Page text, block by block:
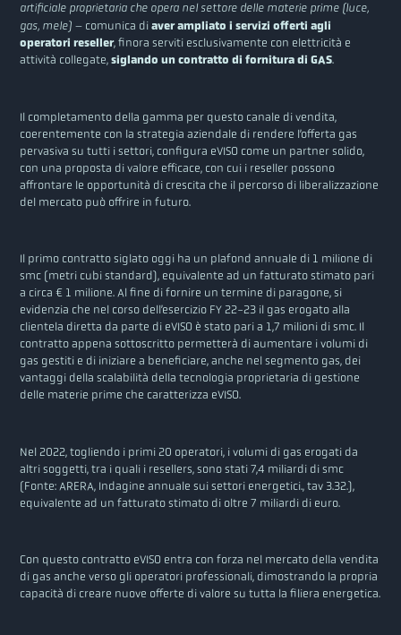
artificiale proprietaria che opera nel settore delle materie prime (luce,
gas, mele) – comunica diaver ampliato i servizi offerti agli
operatori reseller, finora serviti esclusivamente con elettricità e
attività collegate,siglando un contratto di fornitura di GAS.
Il completamento della gamma per questo canale di vendita,
coerentemente con la strategia aziendale di rendere l’offerta gas
pervasiva su tutti i settori, configura eVISO come un partner solido,
con una proposta di valore efficace, con cui i reseller possono
affrontare le opportunità di crescita che il percorso di liberalizzazione
del mercato può offrire in futuro.
Il primo contratto siglato oggi ha un plafond annuale di 1 milione di
smc (metri cubi standard), equivalente ad un fatturato stimato pari
a circa € 1 milione. Al fine di fornire un termine di paragone, si
evidenzia che nel corso dell’esercizio FY 22-23 il gas erogato alla
clientela diretta da parte di eVISO è stato pari a 1,7 milioni di smc. Il
contratto appena sottoscritto permetterà di aumentare i volumi di
gas gestiti e di iniziare a beneficiare, anche nel segmento gas, dei
vantaggi della scalabilità della tecnologia proprietaria di gestione
delle materie prime che caratterizza eVISO.
Nel 2022, togliendo i primi 20 operatori, i volumi di gas erogati da
altri soggetti, tra i quali i resellers, sono stati 7,4 miliardi di smc
(Fonte: ARERA, Indagine annuale sui settori energetici., tav 3.32.),
equivalente ad un fatturato stimato di oltre 7 miliardi di euro.
Con questo contratto eVISO entra con forza nel mercato della vendita
di gas anche verso gli operatori professionali, dimostrando la propria
capacità di creare nuove offerte di valore su tutta la filiera energetica.